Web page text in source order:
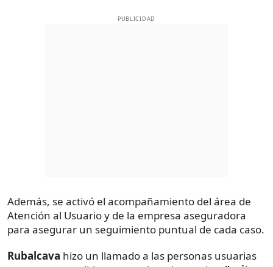
PUBLICIDAD
Además, se activó el acompañamiento del área de
Atención al Usuario y de la empresa aseguradora
para asegurar un seguimiento puntual de cada caso.
Rubalcava hizo un llamado a las personas usuarias